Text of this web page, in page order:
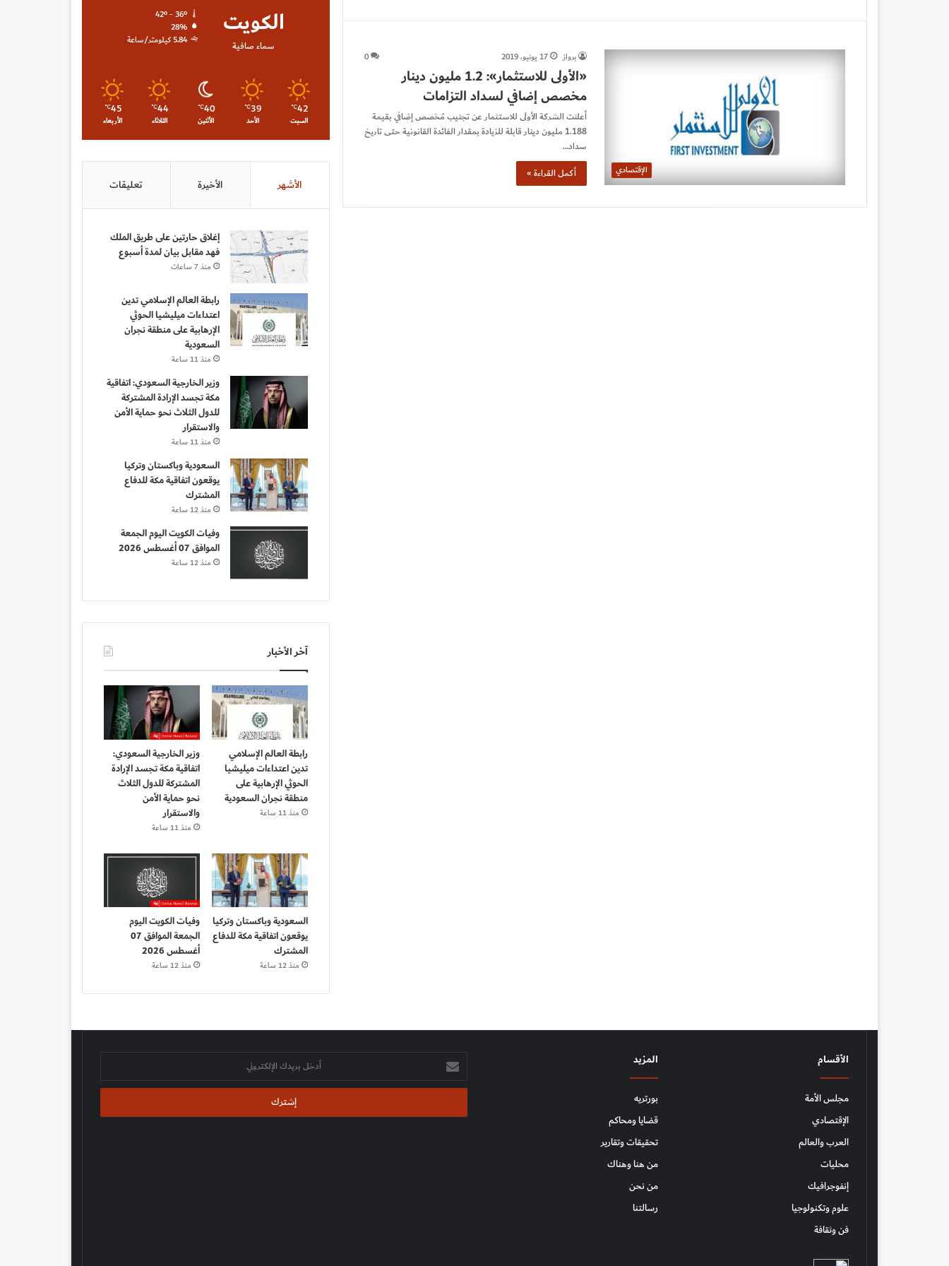
الإقتصادي
برواز 17 يونيو، 2019 0
«الأولى للاستثمار»: 1.2 مليون دينار
مخصص إضافي لسداد التزامات
أعلنت الشركة الأولى للاستثمار عن تجنيب مُخصص إضافي بقيمة
1.188 مليون دينار قابلة للزيادة بمقدار الفائدة القانونية حتى تاريخ
سداد…
أكمل القراءة »
الكويت
سماء صافية
42º - 36º
28%
5.84 كيلومتر/ساعة
42
℃
السبت
39
℃
الأحد
40
℃
الأثنين
44
℃
الثلاثاء
45
℃
الأربعاء
الأشهر الأخيرة تعليقات
إغلاق حارتين على طريق الملك
فهد مقابل بيان لمدة أسبوع
منذ 7 ساعات
رابطة العالم الإسلامي تدين
اعتداءات ميليشيا الحوثي
الإرهابية على منطقة نجران
السعودية
منذ 11 ساعة
وزير الخارجية السعودي: اتفاقية
مكة تجسد الإرادة المشتركة
للدول الثلاث نحو حماية الأمن
والاستقرار
منذ 11 ساعة
السعودية وباكستان وتركيا
يوقعون اتفاقية مكة للدفاع
المشترك
منذ 12 ساعة
وفيات الكويت اليوم الجمعة
الموافق 07 أغسطس 2026
منذ 12 ساعة
آخر الأخبار
رابطة العالم الإسلامي
تدين اعتداءات ميليشيا
الحوثي الإرهابية على
منطقة نجران السعودية
منذ 11 ساعة
وزير الخارجية السعودي:
اتفاقية مكة تجسد الإرادة
المشتركة للدول الثلاث
نحو حماية الأمن
والاستقرار
منذ 11 ساعة
السعودية وباكستان وتركيا
يوقعون اتفاقية مكة للدفاع
المشترك
منذ 12 ساعة
وفيات الكويت اليوم
الجمعة الموافق 07
أغسطس 2026
منذ 12 ساعة
الأقسام
مجلس الأمة
الإقتصادي
العرب والعالم
محليات
إنفوجرافيك
علوم وتكنولوجيا
فن وثقافة
المزيد
بورتريه
قضايا ومحاكم
تحقيقات وتقارير
من هنا وهناك
من نحن
رسالتنا
أدخل
بريدك
الإلكتروني